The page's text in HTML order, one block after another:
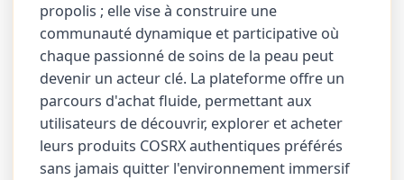
propolis ; elle vise à construire une
communauté dynamique et participative où
chaque passionné de soins de la peau peut
devenir un acteur clé. La plateforme offre un
parcours d'achat fluide, permettant aux
utilisateurs de découvrir, explorer et acheter
leurs produits COSRX authentiques préférés
sans jamais quitter l'environnement immersif